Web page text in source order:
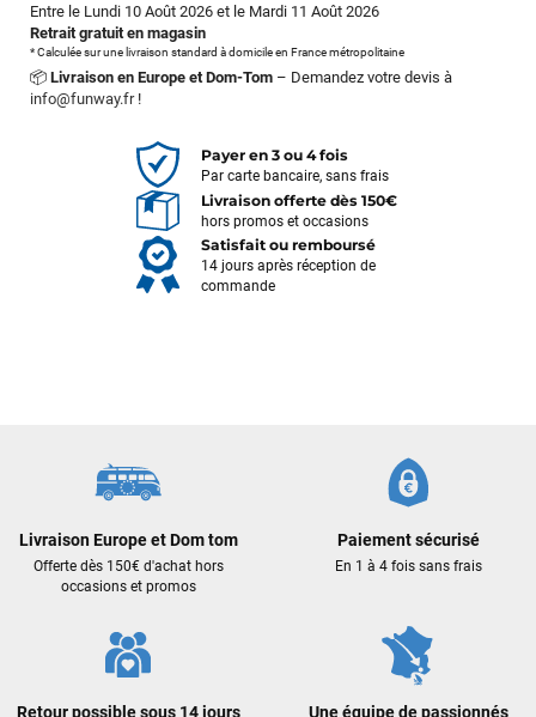
Entre le Lundi 10 Août 2026 et le Mardi 11 Août 2026
Retrait gratuit en magasin
* Calculée sur une livraison standard à domicile en France métropolitaine
📦 Livraison en Europe et Dom-Tom – Demandez votre devis à
info@funway.fr!
Payer en 3 ou 4 fois
Par carte bancaire, sans frais
Livraison offerte dès 150€
hors promos et occasions
Satisfait ou remboursé
14 jours après réception de
commande
Livraison Europe et Dom tom
Offerte dès 150€ d'achat hors
occasions et promos
Paiement sécurisé
En 1 à 4 fois sans frais
Retour possible sous 14 jours Une équipe de passionnés
François
il y a un mois
J’ai commandé un pack via leur site internet. À peine la
commande validée, le magasin m’a appelé pour confirmer
avec moi les caractéristiques des équipements, me conseiller
sur le matériel à choisir, et m’a même offert du matériel en
le lendemain, et j’ai bien reçu tout le matériel dans un colis
propre et soigné. Plus qu’à tester ça sur l’eau ! Je
recommande vivement ce magasin pour son